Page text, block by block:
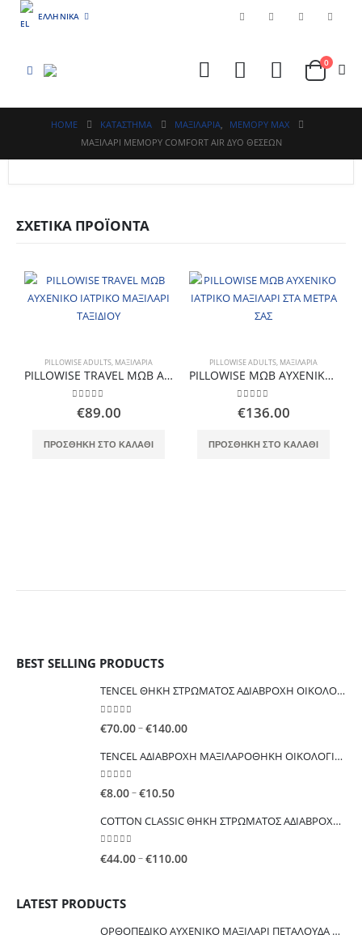
ΕΛΛΗΝΙΚΆ
0
HOME ΚΑΤΆΣΤΗΜΑ ΜΑΞΙΛΑΡΙΑ,
ΜΕΜΟΡΥ MAX
MAΞΙΛΑΡΙ ΜΕΜΟΡΥ COMFORT AIR ΔΥΟ ΘΕΣΕΩΝ
ΣΧΕΤΙΚΆ ΠΡΟΪΌΝΤΑ
PILLOWISE ADULTS, ΜΑΞΙΛΑΡΙΑ
PILLOWISE TRAVEL ΜΩΒ ΑΥΧΕΝΙΚΟ ΙΑΤΡΙΚΟ ΜΑΞΙΛΑΡΙ ΤΑΞΙΔΙΟΥ
out of 5
€89.00
ΠΡΟΣΘΉΚΗ ΣΤΟ ΚΑΛΆΘΙ
PILLOWISE ADULTS, ΜΑΞΙΛΑΡΙΑ
PILLOWISE ΜΩΒ ΑΥΧΕΝΙΚΟ ΙΑΤΡΙΚΟ ΜΑΞΙΛΑΡΙ ΣΤΑ ΜΕΤΡΑ ΣΑΣ
0out of 5
€136.00
ΠΡΟΣΘΉΚΗ ΣΤΟ ΚΑΛΆΘΙ
BEST SELLING PRODUCTS
TENCEL ΘΗΚΗ ΣΤΡΩΜΑΤΟΣ ΑΔΙΑΒΡΟΧΗ ΟΙΚΟΛΟΓΙΚΗ ΕΥΚΑΛΥΠΤΟΥ ISLEEP ΓΙΑ ΑΛΛΕΡΓΙΕΣ ΑΚΑΡΕΑ ΚΟΡΙΟΥΣ
€70.00–€140.00Price
€70.00
TENCEL ΑΔΙΑΒΡΟΧΗ ΜΑΞΙΛΑΡΟΘΗΚΗ ΟΙΚΟΛΟΓΙΚΗ ΕΥΚΑΛΥΠΤΟΥ
0out of 5
€8.00–€10.50Price
€8.00
€10.50
COTTON CLASSIC ΘΗKΗ ΣΤΡΩΜΑΤΟΣ ΑΔΙΑΒΡΟΧΗ ΟΙΚΟΝΟΜΙΚΗ
€44.00–€110.00Price
€110.00
LATEST PRODUCTS
ΟΡΘΟΠΕΔΙΚΟ ΑΥΧΕΝΙΚΟ ΜΑΞΙΛΑΡΙ ΠΕΤΑΛΟΥΔΑ Μαξιλάρι λαιμού από αφρό μνήμης